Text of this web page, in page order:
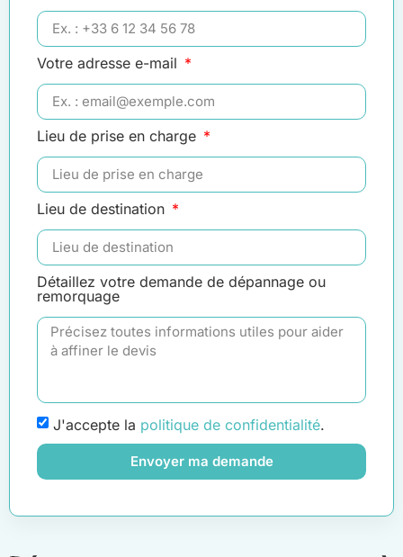
Votre adresse e-mail
Lieu de prise en charge
Lieu de destination
Détaillez votre demande de dépannage ou
remorquage
J'accepte la politique de confidentialité.
Envoyer ma demande